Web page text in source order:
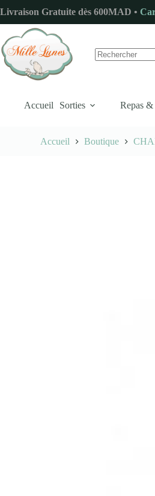
au
contenu
Livraison Gratuite dès 600MAD •
Accueil Sorties Repas &
Accueil Boutique